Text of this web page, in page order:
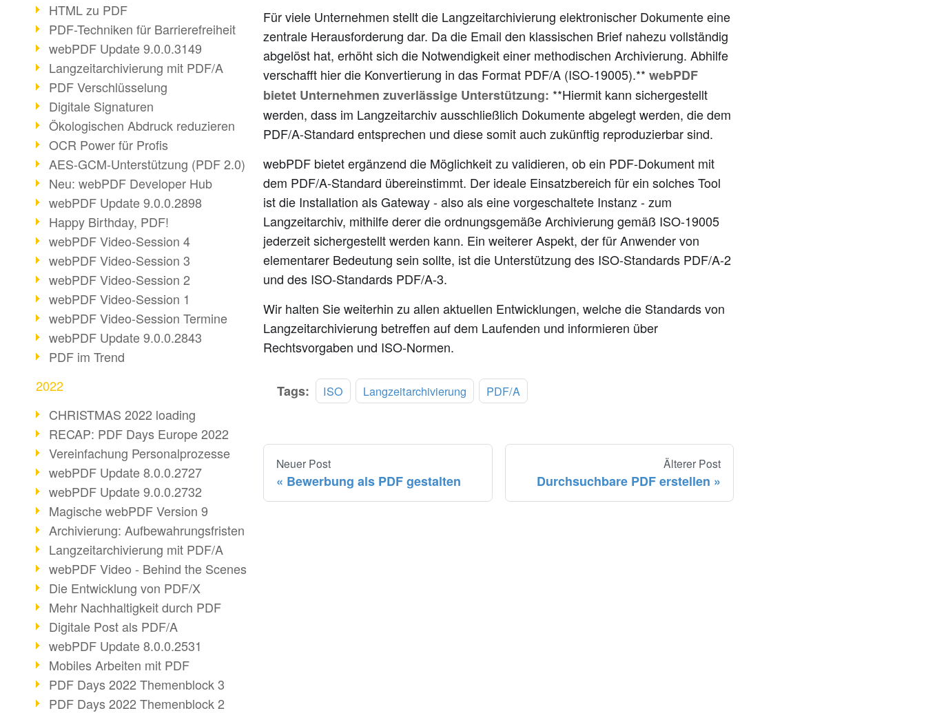
HTML zu PDF
PDF-Techniken für Barrierefreiheit
webPDF Update 9.0.0.3149
Langzeitarchivierung mit PDF/A
PDF Verschlüsselung
Digitale Signaturen
Ökologischen Abdruck reduzieren
OCR Power für Profis
AES-GCM-Unterstützung (PDF 2.0)
Neu: webPDF Developer Hub
webPDF Update 9.0.0.2898
Happy Birthday, PDF!
webPDF Video-Session 4
webPDF Video-Session 3
webPDF Video-Session 2
webPDF Video-Session 1
webPDF Video-Session Termine
webPDF Update 9.0.0.2843
PDF im Trend
2022
CHRISTMAS 2022 loading
RECAP: PDF Days Europe 2022
Vereinfachung Personalprozesse
webPDF Update 8.0.0.2727
webPDF Update 9.0.0.2732
Magische webPDF Version 9
Archivierung: Aufbewahrungsfristen
Langzeitarchivierung mit PDF/A
webPDF Video - Behind the Scenes
Die Entwicklung von PDF/X
Mehr Nachhaltigkeit durch PDF
Digitale Post als PDF/A
webPDF Update 8.0.0.2531
Mobiles Arbeiten mit PDF
PDF Days 2022 Themenblock 3
PDF Days 2022 Themenblock 2
Für viele Unternehmen stellt die Langzeitarchivierung elektronischer Dokumente eine
zentrale Herausforderung dar. Da die Email den klassischen Brief nahezu vollständig
abgelöst hat, erhöht sich die Notwendigkeit einer methodischen Archivierung. Abhilfe
verschafft hier die Konvertierung in das Format PDF/A (ISO-19005).** webPDF
bietet Unternehmen zuverlässige Unterstützung: **Hiermit kann sichergestellt
werden, dass im Langzeitarchiv ausschließlich Dokumente abgelegt werden, die dem
PDF/A-Standard entsprechen und diese somit auch zukünftig reproduzierbar sind.
webPDF bietet ergänzend die Möglichkeit zu validieren, ob ein PDF-Dokument mit
dem PDF/A-Standard übereinstimmt. Der ideale Einsatzbereich für ein solches Tool
ist die Installation als Gateway - also als eine vorgeschaltete Instanz - zum
Langzeitarchiv, mithilfe derer die ordnungsgemäße Archivierung gemäß ISO-19005
jederzeit sichergestellt werden kann. Ein weiterer Aspekt, der für Anwender von
elementarer Bedeutung sein sollte, ist die Unterstützung des ISO-Standards PDF/A-2
und des ISO-Standards PDF/A-3.
Wir halten Sie weiterhin zu allen aktuellen Entwicklungen, welche die Standards von
Langzeitarchivierung betreffen auf dem Laufenden und informieren über
Rechtsvorgaben und ISO-Normen.
Tags: ISO Langzeitarchivierung PDF/A
Neuer Post
Bewerbung als PDF gestalten
Älterer Post
Durchsuchbare PDF erstellen